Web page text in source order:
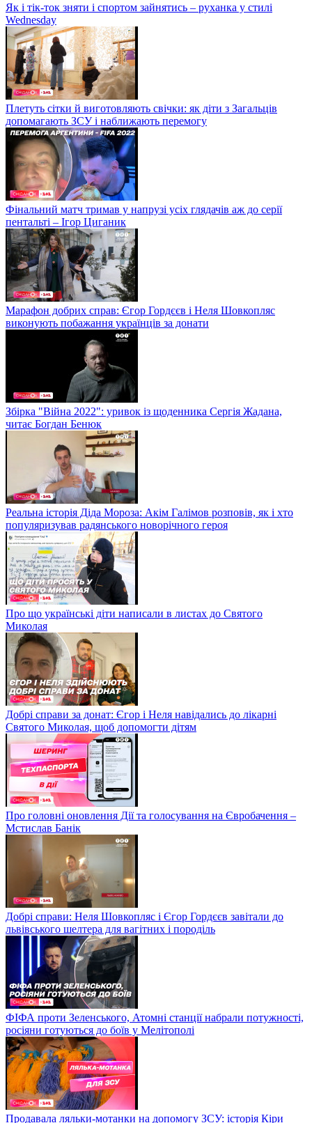
Як і тік-ток зняти і спортом зайнятись – руханка у стилі
Wednesday
Плетуть сітки й виготовляють свічки: як діти з Загальців
допомагають ЗСУ і наближають перемогу
Фінальний матч тримав у напрузі усіх глядачів аж до серії
пентальті – Ігор Циганик
Марафон добрих справ: Єгор Гордєєв і Неля Шовкопляс
виконують побажання українців за донати
Збірка "Війна 2022": уривок із щоденника Сергія Жадана,
читає Богдан Бенюк
Реальна історія Діда Мороза: Акім Галімов розповів, як і хто
популяризував радянського новорічного героя
Про що українські діти написали в листах до Святого
Миколая
Добрі справи за донат: Єгор і Неля навідались до лікарні
Святого Миколая, щоб допомогти дітям
Про головні оновлення Дії та голосування на Євробачення –
Мстислав Банік
Добрі справи: Неля Шовкопляс і Єгор Гордєєв завітали до
львівського шелтера для вагітних і породіль
ФІФА проти Зеленського, Атомні станції набрали потужності,
росіяни готуються до боїв у Мелітополі
Продавала ляльки-мотанки на допомогу ЗСУ: історія Кіри